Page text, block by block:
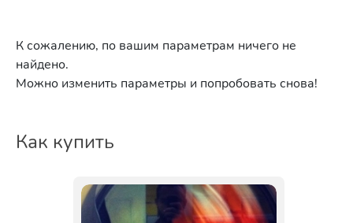
К сожалению, по вашим параметрам ничего не
найдено.
Можно изменить параметры и попробовать снова!
Как купить